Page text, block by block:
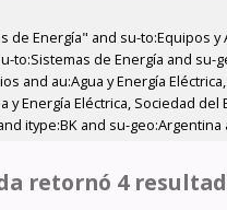
Energía" and su-to:Equipos y
to:Sistemas de Energía and su-
and au:Agua y Energía
y Energía Eléctrica, Sociedad
itype:BK and su-
retornó 4